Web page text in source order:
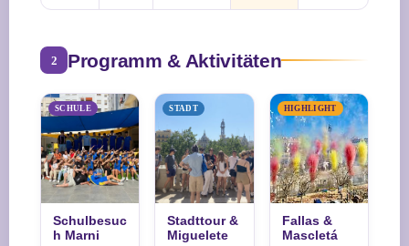
2 Programm & Aktivitäten
SCHULE
Schulbesuc
h Marni
STADT
Stadttour &
Miguelete
HIGHLIGHT
Fallas &
Mascletá